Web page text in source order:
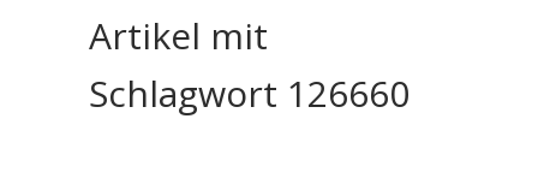
Artikel mit
Schlagwort 126660